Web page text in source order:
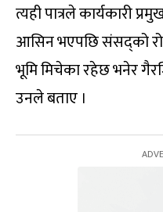
त्यही पात्रले कार्यकारी
आसिन भएपछि संसद्को
भूमि मिचेका रहेछ भनेर
उनले बताए ।